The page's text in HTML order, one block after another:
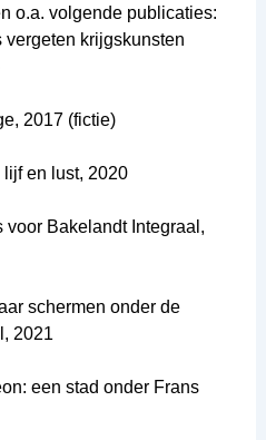
o.a. volgende publicaties:
krijgskunsten
2017 (fictie)
en lust, 2020
Bakelandt Integraal,
schermen onder de
2021
een stad onder Frans